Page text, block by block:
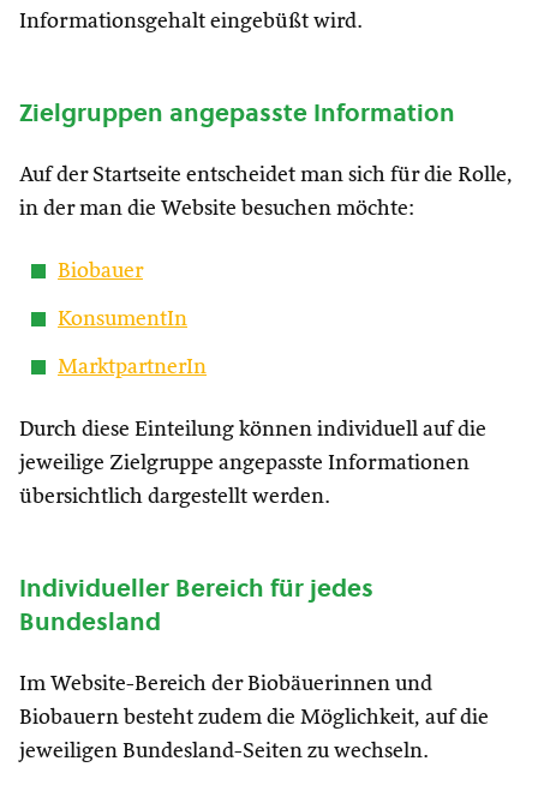
Informationsgehalt eingebüßt wird.
Zielgruppen angepasste Information
Auf der Startseite entscheidet man sich für die Rolle,
in der man die Website besuchen möchte:
Biobauer
KonsumentIn
MarktpartnerIn
Durch diese Einteilung können individuell auf die
jeweilige Zielgruppe angepasste Informationen
übersichtlich dargestellt werden.
Individueller Bereich für jedes
Bundesland
Im Website-Bereich der Biobäuerinnen und
Biobauern besteht zudem die Möglichkeit, auf die
jeweiligen Bundesland-Seiten zu wechseln.